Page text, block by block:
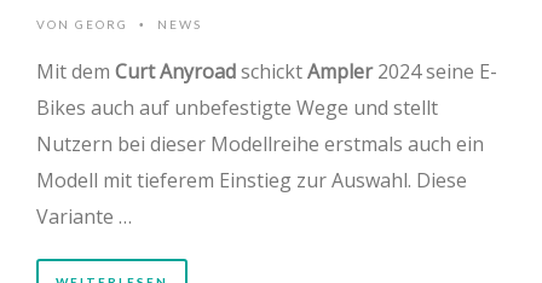
VON GEORG • NEWS
Mit dem Curt AnyroadschicktAmpler2024 seine E-
Bikes auch auf unbefestigte Wege und stellt
Nutzern bei dieser Modellreihe erstmals auch ein
Modell mit tieferem Einstieg zur Auswahl. Diese
Variante …